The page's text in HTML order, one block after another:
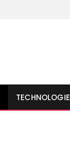
TECHNOLOGIE